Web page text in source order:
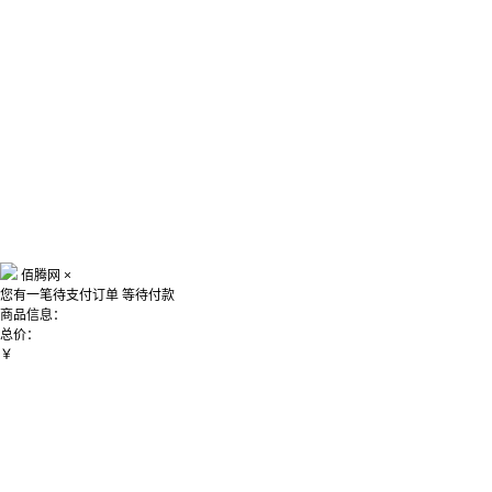
佰腾网 ×
您有一笔待支付订单 等待付款
商品信息：
总价：
￥